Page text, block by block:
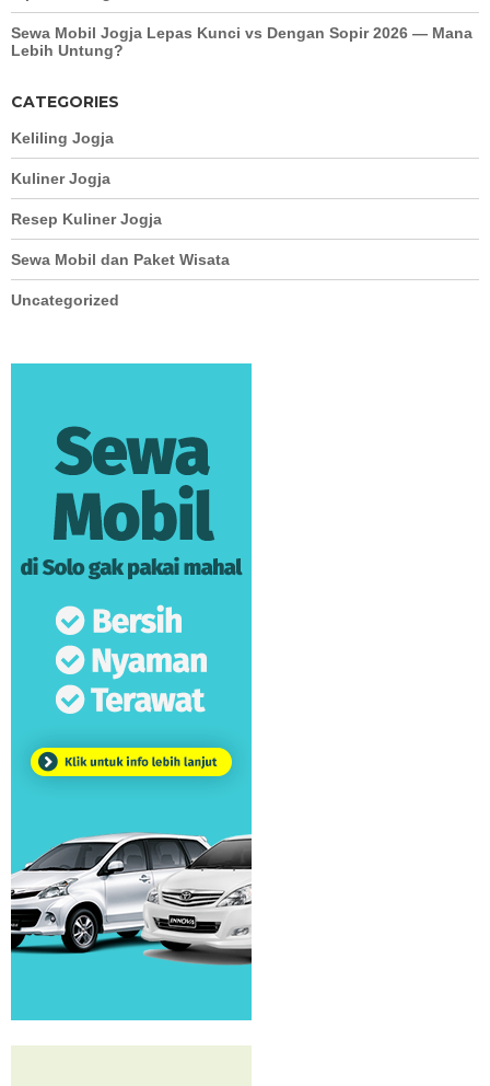
Sewa Mobil Jogja Lepas Kunci vs Dengan Sopir 2026 — Mana
Lebih Untung?
CATEGORIES
Keliling Jogja
Kuliner Jogja
Resep Kuliner Jogja
Sewa Mobil dan Paket Wisata
Uncategorized